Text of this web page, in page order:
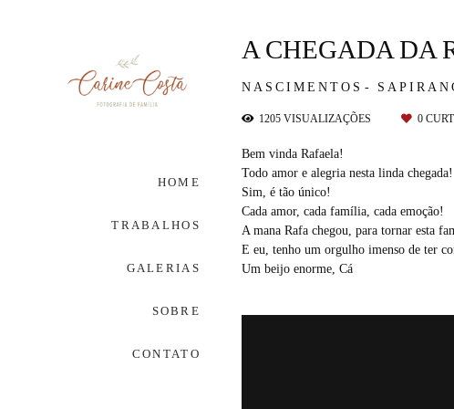
HOME
TRABALHOS
GALERIAS
SOBRE
CONTATO
NASCIMENTOS
A CHEGADA DA
1205 VISUALIZAÇÕES 0
Bem vinda Rafaela!
Todo amor e alegria nesta linda chegada!
Sim, é tão único!
Cada amor, cada família, cada emoção!
A mana Rafa chegou, para tornar esta
E eu, tenho um orgulho imenso de ter
Um beijo enorme, Cá